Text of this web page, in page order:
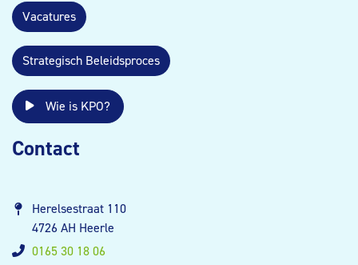
Vacatures
Strategisch Beleidsproces
Wie is KPO?
Contact
Herelsestraat 110
4726 AH Heerle
0165 30 18 06